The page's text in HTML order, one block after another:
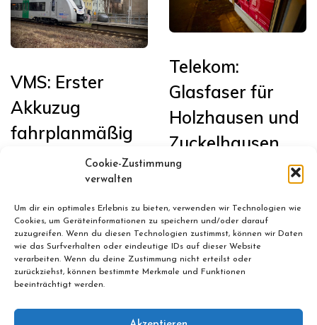
Cookie-Zustimmung
verwalten
Um dir ein optimales Erlebnis zu bieten, verwenden wir Technologien wie
Cookies, um Geräteinformationen zu speichern und/oder darauf
zuzugreifen. Wenn du diesen Technologien zustimmst, können wir Daten
wie das Surfverhalten oder eindeutige IDs auf dieser Website
verarbeiten. Wenn du deine Zustimmung nicht erteilst oder
zurückziehst, können bestimmte Merkmale und Funktionen
beeinträchtigt werden.
VMS: Erster
Akkuzug
fahrplanmäßig
in Sachsen auf
der Bahnstrecke
Leipzig <>
Chemnitz im
Einsatz
Februar 24, 2026
Telekom:
Glasfaser für
Holzhausen und
Zuckelhausen